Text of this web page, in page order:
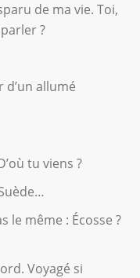
de ma vie. Toi,
?
d’un allumé
tu viens ?
le même : Écosse ?
Voyagé si